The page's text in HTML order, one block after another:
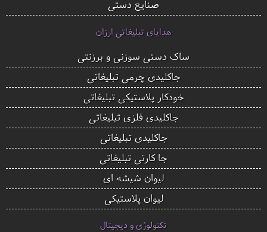
صنایع دستی
هدایای تبلیغاتی ارزان
ساک دستی سوزنی و برزنتی
جاکلیدی چرمی تبلیغاتی
خودکار پلاستیکی تبلیغاتی
جاکلیدی فلزی تبلیغاتی
جاکلیدی تبلیغاتی
جا کارتی تبلیغاتی
لیوان شیشه ای
لیوان پلاستیکی
تکنولوژی و دیجیتال